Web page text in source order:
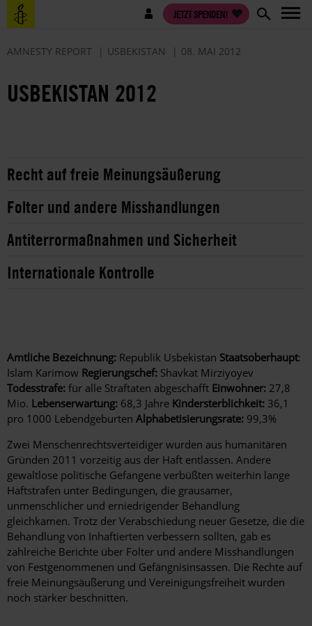
Direkt
zum
Benutzermenü JETZT SPENDEN!
AMNESTY REPORT USBEKISTAN 08. MAI 2012
USBEKISTAN 2012
Recht auf freie Meinungsäußerung
Folter und andere Misshandlungen
Antiterrormaßnahmen und Sicherheit
Internationale Kontrolle
Amtliche Bezeichnung: Republik Usbekistan Staatsoberhaupt:
Islam Karimow Regierungschef: Shavkat Mirziyoyev
Todesstrafe: für alle Straftaten abgeschafft Einwohner: 27,8
Mio. Lebenserwartung: 68,3 Jahre Kindersterblichkeit: 36,1
pro 1000 Lebendgeburten Alphabetisierungsrate: 99,3%
Zwei Menschenrechtsverteidiger wurden aus humanitären
Gründen 2011 vorzeitig aus der Haft entlassen. Andere
gewaltlose politische Gefangene verbüßten weiterhin lange
Haftstrafen unter Bedingungen, die grausamer,
unmenschlicher und erniedrigender Behandlung
gleichkamen. Trotz der Verabschiedung neuer Gesetze, die die
Behandlung von Inhaftierten verbessern sollten, gab es
zahlreiche Berichte über Folter und andere Misshandlungen
von Festgenommenen und Gefängnisinsassen. Die Rechte auf
freie Meinungsäußerung und Vereinigungsfreiheit wurden
noch stärker beschnitten.